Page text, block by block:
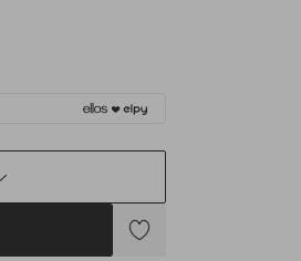
Lägg